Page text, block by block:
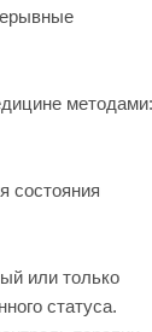
методами:
состояния
или только
статуса.